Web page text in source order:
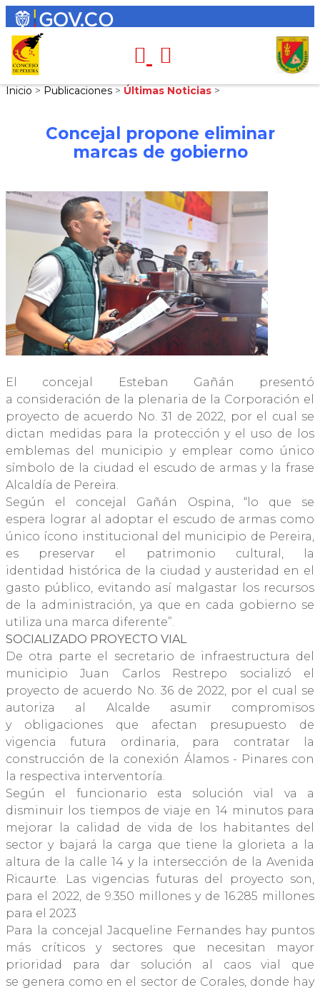
Inicio > Publicaciones > Últimas Noticias >
Concejal propone eliminar
marcas de gobierno
El concejal Esteban Gañán presentó
a consideración de la plenaria de la Corporación el
proyecto de acuerdo No. 31 de 2022, por el cual se
dictan medidas para la protección y el uso de los
emblemas del municipio y emplear como único
símbolo de la ciudad el escudo de armas y la frase
Alcaldía de Pereira.
Según el concejal Gañán Ospina, “lo que se
espera lograr al adoptar el escudo de armas como
único ícono institucional del municipio de Pereira,
es preservar el patrimonio cultural, la
identidad histórica de la ciudad y austeridad en el
gasto público, evitando así malgastar los recursos
de la administración, ya que en cada gobierno se
utiliza una marca diferente”.
SOCIALIZADO PROYECTO VIAL
De otra parte el secretario de infraestructura del
municipio Juan Carlos Restrepo socializó el
proyecto de acuerdo No. 36 de 2022, por el cual se
autoriza al Alcalde asumir compromisos
y obligaciones que afectan presupuesto de
vigencia futura ordinaria, para contratar la
construcción de la conexión Álamos - Pinares con
la respectiva interventoría.
Según el funcionario esta solución vial va a
disminuir los tiempos de viaje en 14 minutos para
mejorar la calidad de vida de los habitantes del
sector y bajará la carga que tiene la glorieta a la
altura de la calle 14 y la intersección de la Avenida
Ricaurte. Las vigencias futuras del proyecto son,
para el 2022, de 9.350 millones y de 16.285 millones
para el 2023
Para la concejal Jacqueline Fernandes hay puntos
más críticos y sectores que necesitan mayor
prioridad para dar solución al caos vial que
se genera como en el sector de Corales, donde hay